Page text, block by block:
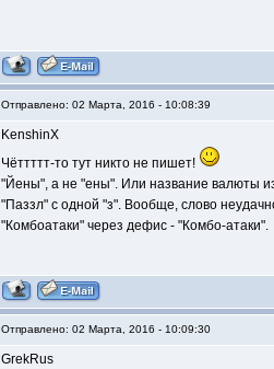
Отправлено: 02 Марта, 2016 - 10:08:39
KenshinX
Чёттттт-то тут никто не пишет!
"Йены", а не "ены". Или название валюты
"Паззл" с одной "з". Вообще, слово
"Комбоатаки" через дефис - "Комбо-атаки".
Отправлено: 02 Марта, 2016 - 10:09:30
GrekRus